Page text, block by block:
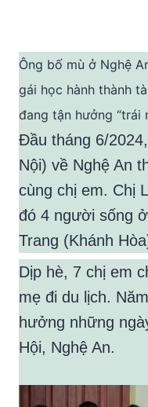
Ông bố mù ở Nghệ
gái học hành thành
đang tận hưởng “trái
Đầu tháng 6/
Nội) về Nghệ An
cùng chị em. Chị
đó 4 người sống
Trang (Khánh
Dịp hè, 7 chị em
mẹ đi du lịch.
hưởng những
Hội, Nghệ An.